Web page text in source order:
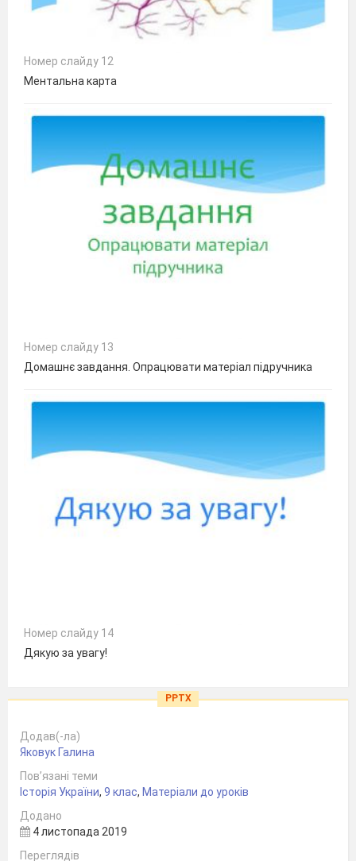
Номер слайду 12
Ментальна карта
Номер слайду 13
Домашнє завдання. Опрацювати матеріал підручника
Номер слайду 14
Дякую за увагу!
PPTX
Додав(-ла)
Яковук Галина
Пов’язані теми
Історія України, 9 клас, Матеріали до уроків
Додано
4 листопада 2019
Переглядів